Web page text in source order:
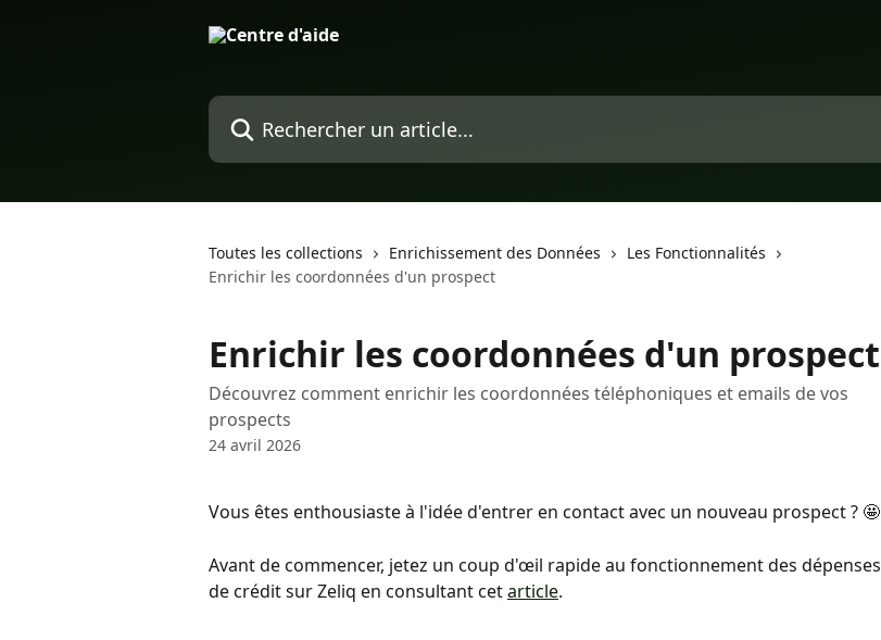
Rechercher un article...
Toutes les collections Enrichissement des Données
Les Fonctionnalités
Enrichir les coordonnées d'un prospect
Enrichir les coordonnées d'un prospect
Découvrez comment enrichir les coordonnées téléphoniques et emails de vos
prospects
24 avril 2026
Vous êtes enthousiaste à l'idée d'entrer en contact avec un nouveau prospect ? 🤩
Avant de commencer, jetez un coup d'œil rapide au fonctionnement des dépenses
de crédit sur Zeliq en consultant cet article.